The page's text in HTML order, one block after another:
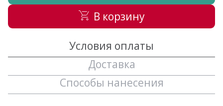
В корзину
Условия оплаты
Доставка
Способы нанесения